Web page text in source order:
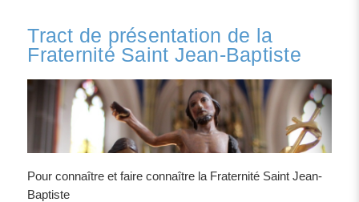
Tract de présentation de la
Fraternité Saint Jean-Baptiste
Pour connaître et faire connaître la Fraternité Saint Jean-
Baptiste